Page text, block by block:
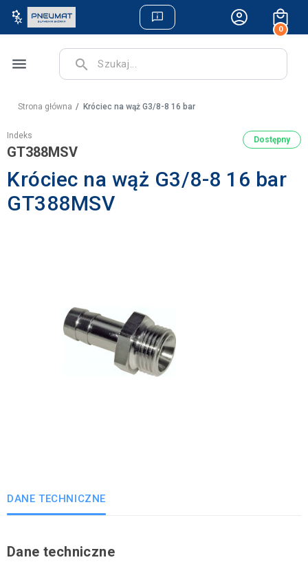
0
menu search
Strona główna Króciec na wąż G3/8-8 16 bar
Indeks
GT388MSV
Dostępny
Króciec na wąż G3/8-8 16 bar
GT388MSV
DANE TECHNICZNE
Dane techniczne